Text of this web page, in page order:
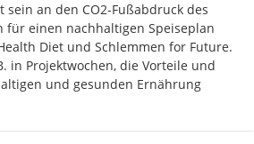
sein an den CO2-Fußabdruck des
für einen nachhaltigen Speiseplan
Diet und Schlemmen for Future.
in Projektwochen, die Vorteile und
und gesunden Ernährung